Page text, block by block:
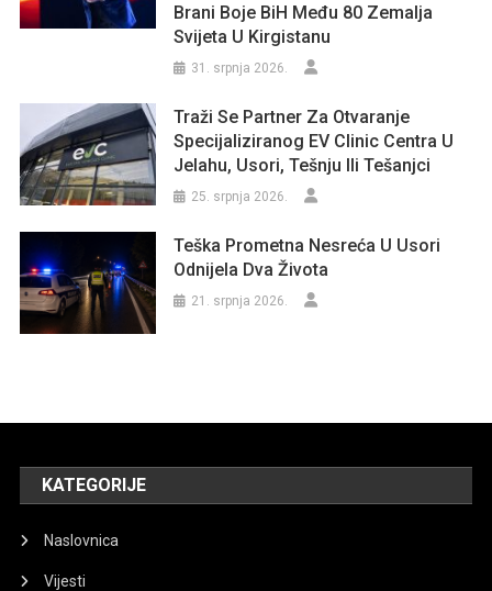
Brani Boje BiH Među 80 Zemalja
Svijeta U Kirgistanu
31. srpnja 2026.
Traži Se Partner Za Otvaranje
Specijaliziranog EV Clinic Centra U
Jelahu, Usori, Tešnju Ili Tešanjci
25. srpnja 2026.
Teška Prometna Nesreća U Usori
Odnijela Dva Života
21. srpnja 2026.
KATEGORIJE
Naslovnica
Vijesti